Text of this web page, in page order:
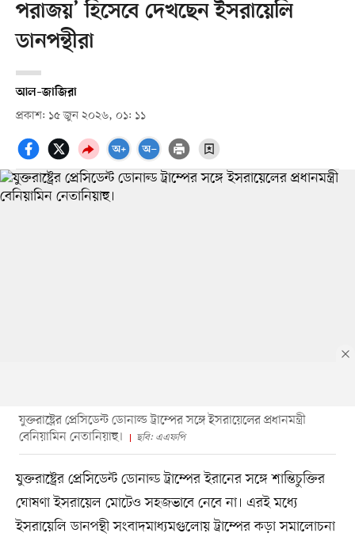
পরাজয়’ হিসেবে দেখছেন ইসরায়েলি
ডানপন্থীরা
আল–জাজিরা
প্রকাশ: ১৫ জুন ২০২৬, ০১: ১১
যুক্তরাষ্ট্রের প্রেসিডেন্ট ডোনাল্ড ট্রাম্পের সঙ্গে ইসরায়েলের প্রধানমন্ত্রী
বেনিয়ামিন নেতানিয়াহু।
ছবি: এএফপি
যুক্তরাষ্ট্রের প্রেসিডেন্ট ডোনাল্ড ট্রাম্পের ইরানের সঙ্গে শান্তিচুক্তির
ঘোষণা ইসরায়েল মোটেও সহজভাবে নেবে না। এরই মধ্যে
ইসরায়েলি ডানপন্থী সংবাদমাধ্যমগুলোয় ট্রাম্পের কড়া সমালোচনা